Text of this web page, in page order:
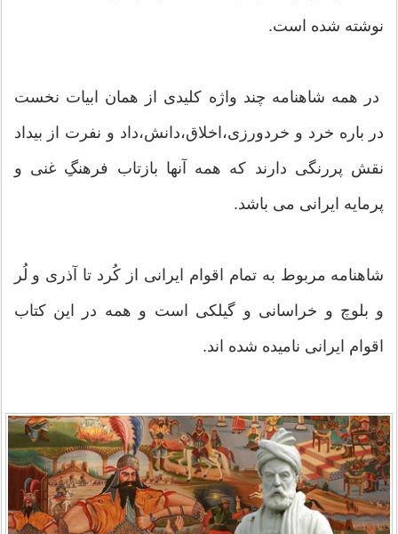
نوشته شده است.
در همه شاهنامه چند واژه کلیدی از همان ابیات نخست
در باره خرد و خردورزی،اخلاق،دانش،داد و نفرت از بیداد
نقش پررنگی دارند که همه آنها بازتاب فرهنگِ غنی و
پرمایه ایرانی می باشد.
شاهنامه مربوط به تمام اقوام ایرانی از کُرد تا آذری و لُر
و بلوچ و خراسانی و گیلکی است و همه در این کتاب
اقوام ایرانی نامیده شده اند.